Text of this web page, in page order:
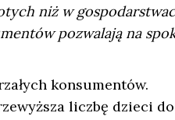
niż w
pozwalają na
konsumentów.
liczbę dzieci do